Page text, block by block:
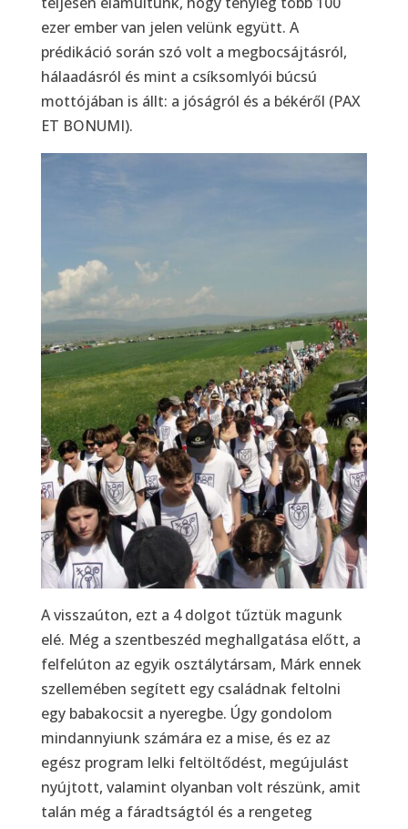
ezer ember van jelen velünk együtt. A
prédikáció során szó volt a megbocsájtásról,
hálaadásról és mint a csíksomlyói búcsú
mottójában is állt: a jóságról és a békéről (PAX
ET BONUMI).
A visszaúton, ezt a 4 dolgot tűztük magunk
elé. Még a szentbeszéd meghallgatása előtt, a
felfelúton az egyik osztálytársam, Márk ennek
szellemében segített egy családnak feltolni
egy babakocsit a nyeregbe. Úgy gondolom
mindannyiunk számára ez a mise, és ez az
egész program lelki feltöltődést, megújulást
nyújtott, valamint olyanban volt részünk, amit
talán még a fáradtságtól és a rengeteg